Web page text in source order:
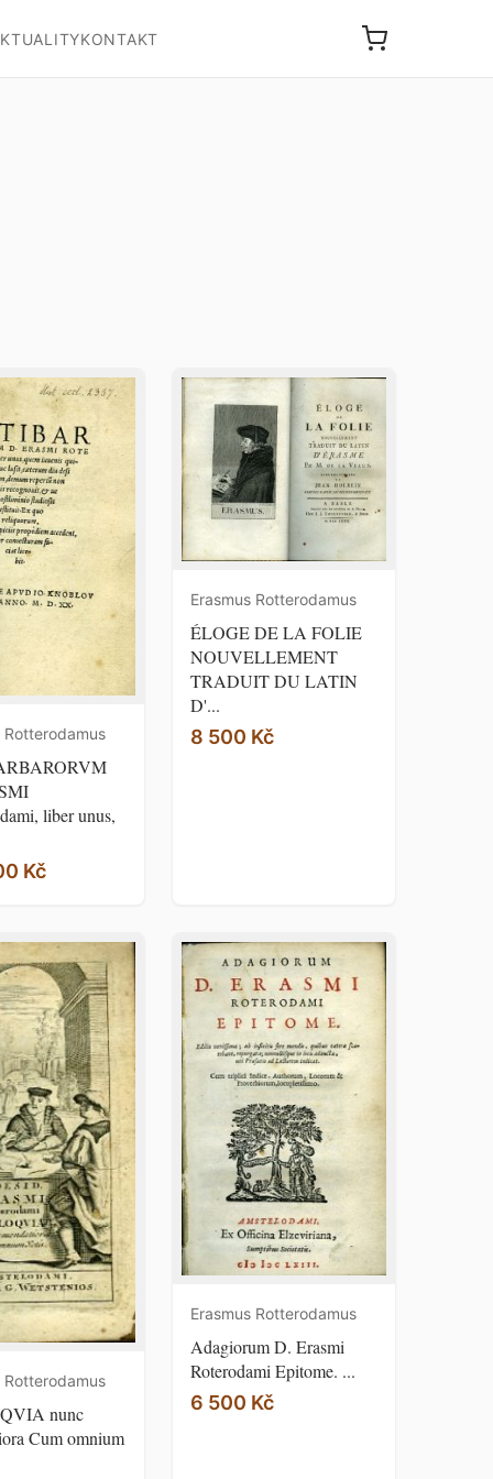
KONTAKT
Rotterodamus
liber unus,
Kč
Erasmus Rotterodamus
ÉLOGE DE LA FOLIE
NOUVELLEMENT
TRADUIT DU LATIN
D'...
8 500 Kč
Rotterodamus
nunc
Cum omnium
Erasmus Rotterodamus
Adagiorum D. Erasmi
Roterodami Epitome. ...
6 500 Kč